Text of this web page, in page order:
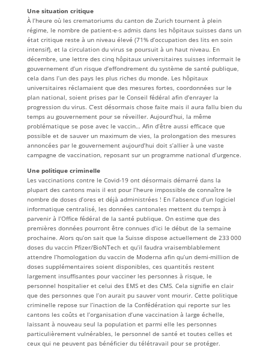
Une situation critique
À l’heure où les crematoriums du canton de Zurich tournent à plein
régime, le nombre de patient-e-s admis dans les hôpitaux suisses dans un
état critique reste à un niveau élevé (71% d’occupation des lits en soin
intensif), et la circulation du virus se poursuit à un haut niveau. En
décembre, une lettre des cinq hôpitaux universitaires suisses informait le
gouvernement d’un risque d’effondrement du système de santé publique,
cela dans l’un des pays les plus riches du monde. Les hôpitaux
universitaires réclamaient que des mesures fortes, coordonnées sur le
plan national, soient prises par le Conseil fédéral afin d’enrayer la
progression du virus. C’est désormais chose faite mais il aura fallu bien du
temps au gouvernement pour se réveiller. Aujourd’hui, la même
problématique se pose avec le vaccin… Afin d’être aussi efficace que
possible et de sauver un maximum de vies, la prolongation des mesures
annoncées par le gouvernement aujourd’hui doit s’allier à une vaste
campagne de vaccination, reposant sur un programme national d’urgence.
Une politique criminelle
Les vaccinations contre le Covid-19 ont désormais démarré dans la
plupart des cantons mais il est pour l’heure impossible de connaître le
nombre de doses d’ores et déjà administrées ! En l’absence d’un logiciel
informatique centralisé, les données cantonales mettent du temps à
parvenir à l’Office fédéral de la santé publique. On estime que des
premières données pourront être connues d’ici le début de la semaine
prochaine. Alors qu’on sait que la Suisse dispose actuellement de 233 000
doses du vaccin Pfizer/BioNTech et qu’il faudra vraisemblablement
attendre l’homologation du vaccin de Moderna afin qu’un demi-million de
doses supplémentaires soient disponibles, ces quantités restent
largement insuffisantes pour vacciner les personnes à risque, le
personnel hospitalier et celui des EMS et des CMS. Cela signifie en clair
que des personnes que l’on aurait pu sauver vont mourir. Cette politique
criminelle repose sur l’inaction de la Confédération qui reporte sur les
cantons les coûts et l’organisation d’une vaccination à large échelle,
laissant à nouveau seul la population et parmi elle les personnes
particulièrement vulnérables, le personnel de santé et toutes celles et
ceux qui ne peuvent pas bénéficier du télétravail pour se protéger.